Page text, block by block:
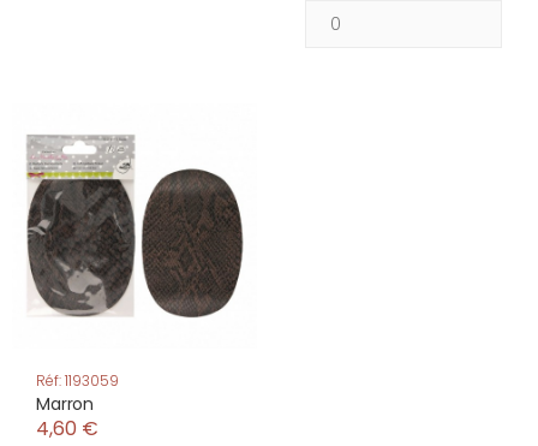
Réf: 1193059
Marron
4,60 €